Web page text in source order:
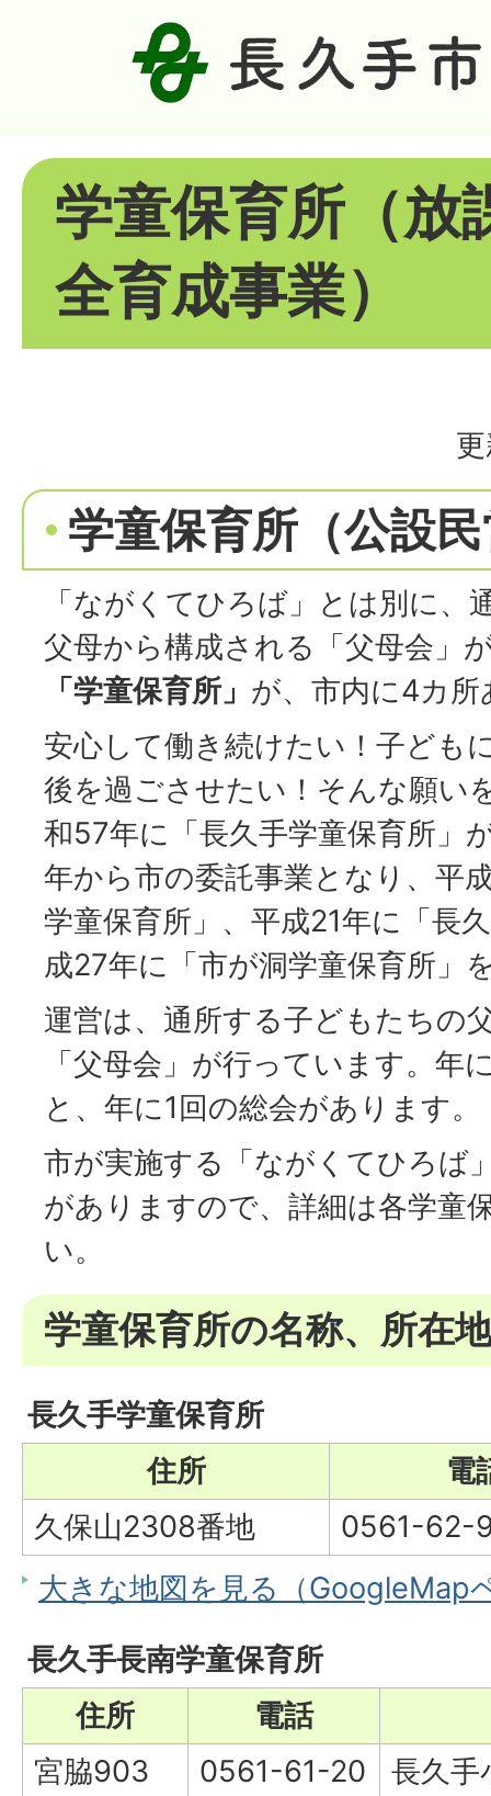
学童保育所（放
全育成事業）
学童保育所（公設
「ながくてひろば」とは別に、
父母から構成される「父母会」
「学童保育所」 が、市内に4カ所
安心して働き続けたい！子ども
後を過ごさせたい！そんな願い
和57年に「長久手学童保育所」
年から市の委託事業となり、平
学童保育所」、平成21年に「長
成27年に「市が洞学童保育所」
運営は、通所する子どもたちの
「父母会」が行っています。年
と、年に1回の総会があります。
市が実施する「ながくてひろば
がありますので、詳細は各学童
い。
学童保育所の名称、所在
長久手学童保育所
住所
電
久保山2308番地
0561-62-
大きな地図を見る（GoogleMap
長久手長南学童保育所
住所
電話
宮脇903
0561-61-20
長久手